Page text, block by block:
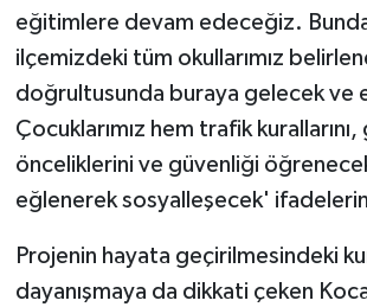
eğitimlere devam edeceğiz.
ilçemizdeki tüm okullarımız
doğrultusunda buraya gelecek ve
Çocuklarımız hem trafik kurallarını,
önceliklerini ve güvenliği
eğlenerek sosyalleşecek'
Projenin hayata geçirilmesindeki
dayanışmaya da dikkati çeken